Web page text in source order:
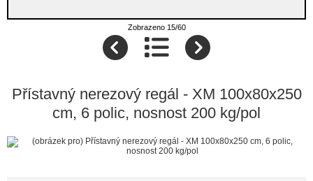
Zobrazeno 15/60
Přístavný nerezový regál - XM 100x80x250
cm, 6 polic, nosnost 200 kg/pol